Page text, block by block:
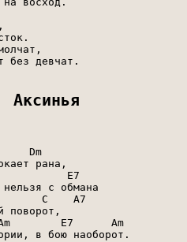
без девчат.
Dm
рана,
E7
с обмана
C    A7
поворот,
E7      Am
в бою наоборот.